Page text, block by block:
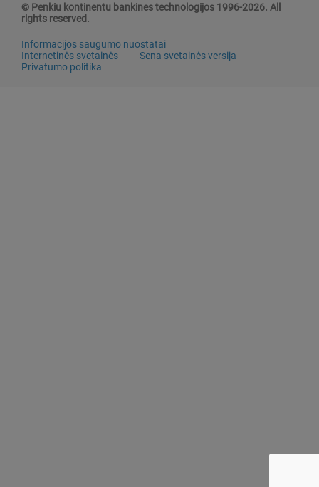
© Penkiu kontinentu bankines technologijos 1996-2026. All
rights reserved.
Informacijos saugumo nuostatai
Internetinės svetainės
Sena svetainės versija
Privatumo politika